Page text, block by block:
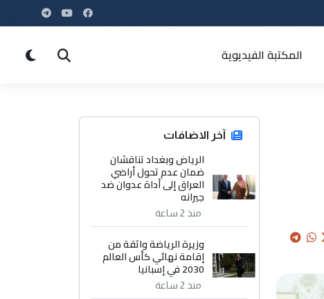
المكتبة الفيديوية
آخر الاضافات
الرياض وبغداد تناقشان
ضمان عدم تحول أراضي
العراق إلى أداة عدوان ضد
جيرانه
منذ 2 ساعة
وزيرة الرياضة واثقة من
إقامة نهائي كأس العالم
2030 في إسبانيا
منذ 2 ساعة